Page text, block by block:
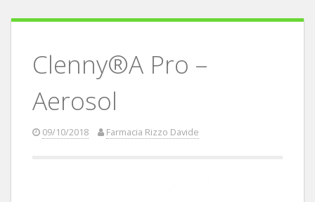
Clenny®A Pro –
Aerosol
09/10/2018 Farmacia Rizzo Davide